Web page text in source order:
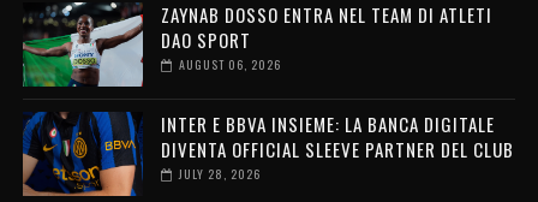
ZAYNAB DOSSO ENTRA NEL TEAM DI ATLETI
DAO SPORT
AUGUST 06, 2026
INTER E BBVA INSIEME: LA BANCA DIGITALE
DIVENTA OFFICIAL SLEEVE PARTNER DEL CLUB
JULY 28, 2026